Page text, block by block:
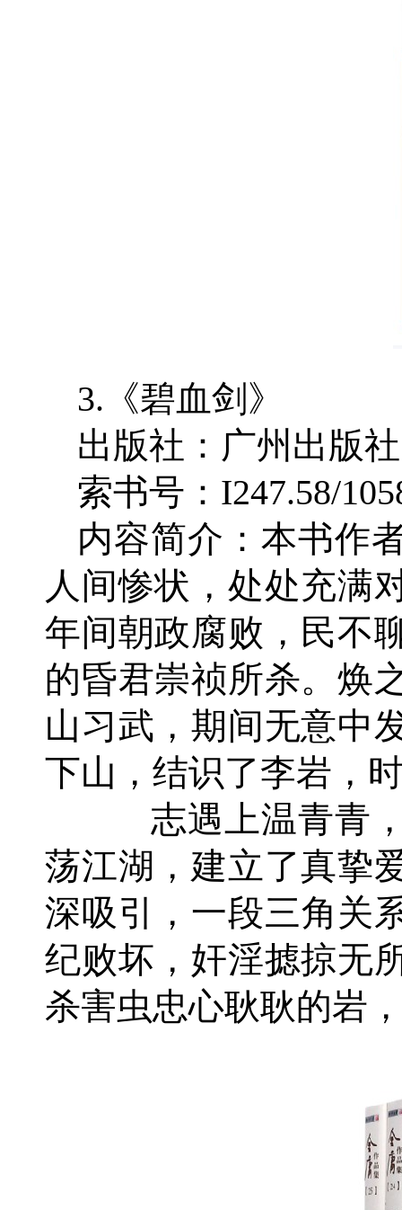
3.《碧血剑》
出版社：广州出版社
索书号：I247.58/
内容简介：本书作
人间惨状，处处充满
年间朝政腐败，民不
的昏君崇祯所杀。焕
山习武，期间无意中
下山，结识了李岩，
志遇上温青青，
荡江湖，建立了真挚
深吸引，一段三角关
纪败坏，奸淫摅掠无
杀害虫忠心耿耿的岩